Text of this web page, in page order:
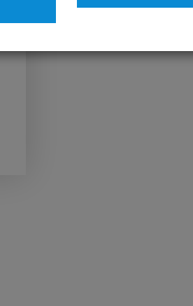
4 SEP 2023 / BROCHURES
Touch + Touch Viewer